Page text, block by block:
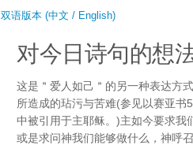
双语版本 (中文 / English)
对今日诗句的想
这是＂爱人如己＂的另一种表达方
所造成的玷污与苦难(参见以赛亚书
中被引用于主耶稣。)主如今要求我
或是求问神我们能够做什么，神呼